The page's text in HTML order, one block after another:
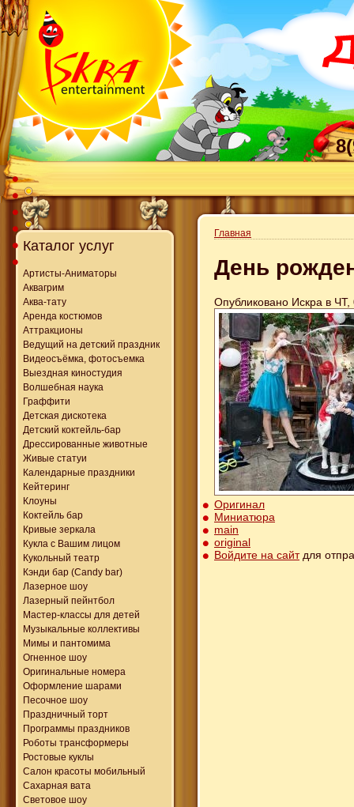
Каталог услуг
Артисты-Аниматоры
Аквагрим
Аква-тату
Аренда костюмов
Аттракционы
Ведущий на детский праздник
Видеосъёмка, фотосъемка
Выездная киностудия
Волшебная наука
Граффити
Детская дискотека
Детский коктейль-бар
Дрессированные животные
Живые статуи
Календарные праздники
Кейтеринг
Клоуны
Коктейль бар
Кривые зеркала
Кукла с Вашим лицом
Кукольный театр
Кэнди бар (Candy bar)
Лазерное шоу
Лазерный пейнтбол
Мастер-классы для детей
Музыкальные коллективы
Мимы и пантомима
Огненное шоу
Оригинальные номера
Оформление шарами
Песочное шоу
Праздничный торт
Программы праздников
Роботы трансформеры
Ростовые куклы
Салон красоты мобильный
Сахарная вата
Световое шоу
Главная
День
Опубликовано Искра в
Оригинал
Миниатюра
main
original
Войдите на сайтдля